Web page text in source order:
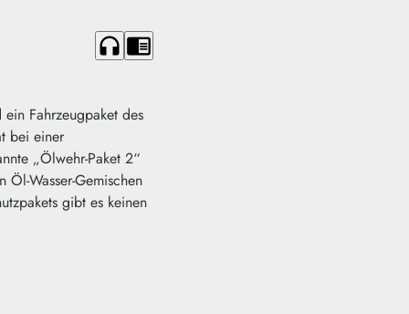
headphones chrome_reader_mode
Fahrzeugpaket des
bei einer
„Ölwehr-Paket 2“
Wasser-Gemischen
gibt es keinen